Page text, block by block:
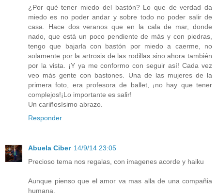
¿Por qué tener miedo del bastón? Lo que de verdad da
miedo es no poder andar y sobre todo no poder salir de
casa. Hace dos veranos que en la cala de mar, donde
nado, que está un poco pendiente de más y con piedras,
tengo que bajarla con bastón por miedo a caerme, no
solamente por la artrosis de las rodillas sino ahora también
por la vista. ¡Y ya me conformo con seguir así! Cada vez
veo más gente con bastones. Una de las mujeres de la
primera foto, era profesora de ballet, ¡no hay que tener
complejos!¡Lo importante es salir!
Un cariñosísimo abrazo.
Responder
Abuela Ciber 14/9/14 23:05
Precioso tema nos regalas, con imagenes acorde y haiku
Aunque pienso que el amor va mas alla de una compañia
humana.